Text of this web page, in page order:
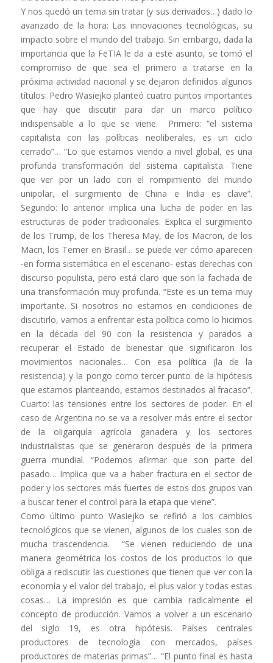
Y nos quedó un tema sin tratar (y sus derivados…) dado lo
avanzado de la hora: Las innovaciones tecnológicas, su
impacto sobre el mundo del trabajo. Sin embargo, dada la
importancia que la FeTIA le da a este asunto, se tomó el
compromiso de que sea el primero a tratarse en la
próxima actividad nacional y se dejaron definidos algunos
títulos: Pedro Wasiejko planteó cuatro puntos importantes
que hay que discutir para dar un marco político
indispensable a lo que se viene. Primero: “el sistema
capitalista con las políticas neoliberales, es un ciclo
cerrado”… “Lo que estamos viendo a nivel global, es una
profunda transformación del sistema capitalista. Tiene
que ver por un lado con el rompimiento del mundo
unipolar, el surgimiento de China e India es clave”.
Segundo: lo anterior implica una lucha de poder en las
estructuras de poder tradicionales. Explica el surgimiento
de los Trump, de los Theresa May, de los Macron, de los
Macri, los Temer en Brasil… se puede ver cómo aparecen
-en forma sistemática en el escenario- estas derechas con
discurso populista, pero está claro que son la fachada de
una transformación muy profunda. “Este es un tema muy
importante. Si nosotros no estamos en condiciones de
discutirlo, vamos a enfrentar esta política como lo hicimos
en la década del 90 con la resistencia y parados a
recuperar el Estado de bienestar que significaron los
movimientos nacionales… Con esa política (la de la
resistencia) y la pongo como tercer punto de la hipótesis
que estamos planteando, estamos destinados al fracaso”.
Cuarto: las tensiones entre los sectores de poder. En el
caso de Argentina no se va a resolver más entre el sector
de la oligarquía agrícola ganadera y los sectores
industrialistas que se generaron después de la primera
guerra mundial. “Podemos afirmar que son parte del
pasado… Implica que va a haber fractura en el sector de
poder y los sectores más fuertes de estos dos grupos van
a buscar tener el control para la etapa que viene”.
Como último punto Wasiejko se refirió a los cambios
tecnológicos que se vienen, algunos de los cuales son de
mucha trascendencia. “Se vienen reduciendo de una
manera geométrica los costos de los productos lo que
obliga a rediscutir las cuestiones que tienen que ver con la
economía y el valor del trabajo, el plus valor y todas estas
cosas… La impresión es que cambia radicalmente el
concepto de producción. Vamos a volver a un escenario
del siglo 19, es otra hipótesis. Países centrales
productores de tecnología con mercados, países
productores de materias primas”… “El punto final es hasta